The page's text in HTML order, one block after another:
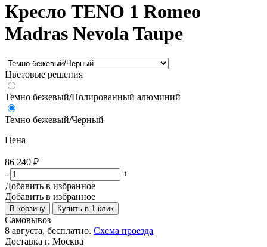
Кресло TENO 1 Romeo
Madras Nevola Taupe
Цветовые решения
Темно бежевый/Полированный алюминий
Темно бежевый/Черный
Цена
86 240 ₽
-
+
Добавить в избранное
Добавить в избранное
В корзину Купить в 1 клик
Самовывоз
8 августа, бесплатно. Схема проезда
Доставка г. Москва